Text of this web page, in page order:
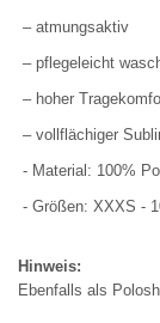
– atmungsaktiv
– pflegeleicht
– hoher
– vollflächiger
- Material: 100%
- Größen: XXXS -
Hinweis:
Ebenfalls als